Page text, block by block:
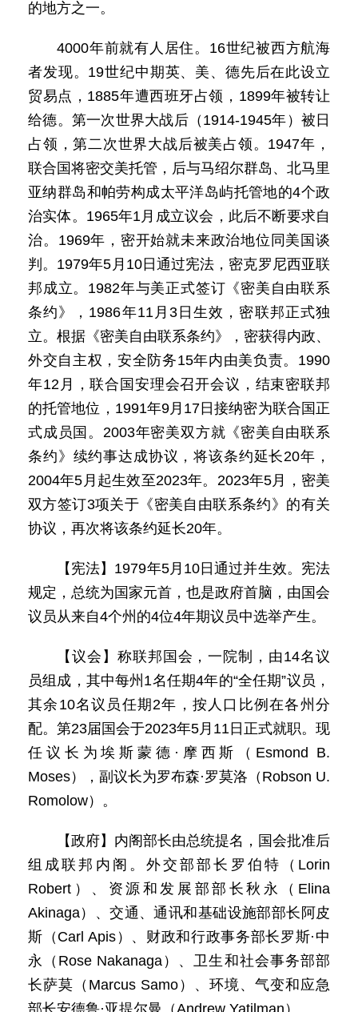
的地方之一。
4000年前就有人居住。16世纪被西方航海
者发现。19世纪中期英、美、德先后在此设立
贸易点，1885年遭西班牙占领，1899年被转让
给德。第一次世界大战后（1914-1945年）被日
占领，第二次世界大战后被美占领。1947年，
联合国将密交美托管，后与马绍尔群岛、北马里
亚纳群岛和帕劳构成太平洋岛屿托管地的4个政
治实体。1965年1月成立议会，此后不断要求自
治。1969年，密开始就未来政治地位同美国谈
判。1979年5月10日通过宪法，密克罗尼西亚联
邦成立。1982年与美正式签订《密美自由联系
条约》，1986年11月3日生效，密联邦正式独
立。根据《密美自由联系条约》，密获得内政、
外交自主权，安全防务15年内由美负责。1990
年12月，联合国安理会召开会议，结束密联邦
的托管地位，1991年9月17日接纳密为联合国正
式成员国。2003年密美双方就《密美自由联系
条约》续约事达成协议，将该条约延长20年，
2004年5月起生效至2023年。2023年5月，密美
双方签订3项关于《密美自由联系条约》的有关
协议，再次将该条约延长20年。
【宪法】1979年5月10日通过并生效。宪法
规定，总统为国家元首，也是政府首脑，由国会
议员从来自4个州的4位4年期议员中选举产生。
【议会】称联邦国会，一院制，由14名议
员组成，其中每州1名任期4年的“全任期”议员，
其余10名议员任期2年，按人口比例在各州分
配。第23届国会于2023年5月11日正式就职。现
任议长为埃斯蒙德·摩西斯（Esmond B.
Moses），副议长为罗布森·罗莫洛（Robson U.
Romolow）。
【政府】内阁部长由总统提名，国会批准后
组成联邦内阁。外交部部长罗伯特（Lorin
Robert）、资源和发展部部长秋永（Elina
Akinaga）、交通、通讯和基础设施部部长阿皮
斯（Carl Apis）、财政和行政事务部长罗斯·中
永（Rose Nakanaga）、卫生和社会事务部部
长萨莫（Marcus Samo）、环境、气变和应急
部长安德鲁·亚提尔曼（Andrew Yatilman）。